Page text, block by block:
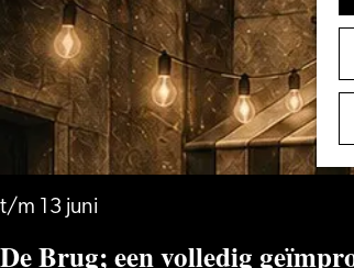
t/m 13 juni
De Brug; een volledig